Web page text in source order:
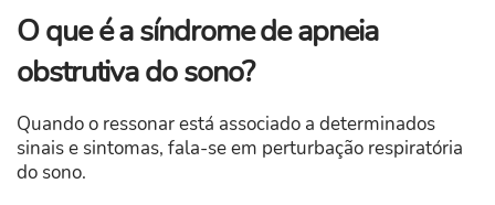
O que é a síndrome de apneia
obstrutiva do sono?
Quando o ressonar está associado a determinados
sinais e sintomas, fala-se em perturbação respiratória
do sono.